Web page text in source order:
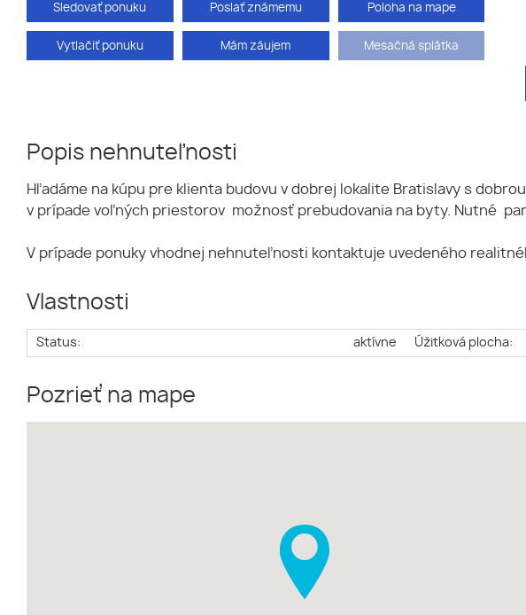
Sledovať ponuku Poslať známemu Poloha na mape
Vytlačiť ponuku Mám záujem Mesačná splátka
Popis nehnuteľnosti
Hľadáme na kúpu pre klienta budovu v dobrej lokalite Bratislavy s
v prípade voľných priestorov možnosť prebudovania na byty. Nutné
V prípade ponuky vhodnej nehnuteľnosti kontaktuje uvedeného
Vlastnosti
Status: aktívne Úžitková plocha:
Pozrieť na mape